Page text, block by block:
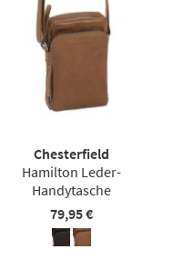
Chesterfield
Hamilton Leder-
Handytasche
79,95 €